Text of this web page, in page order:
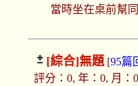
當時坐在桌前幫
[綜合]無題 [95篇
評分：0, 年：0, 月：